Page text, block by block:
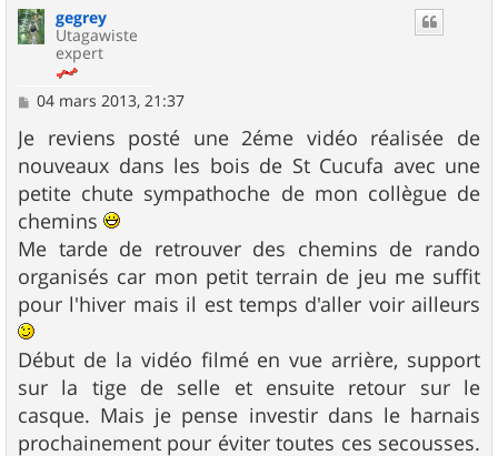
gegrey
Utagawiste
expert
M
s
s
a
g
e
04 mars 2013, 21:37
Je reviens posté une 2éme vidéo réalisée de
nouveaux dans les bois de St Cucufa avec une
petite chute sympathoche de mon collègue de
chemins
Me tarde de retrouver des chemins de rando
organisés car mon petit terrain de jeu me suffit
pour l'hiver mais il est temps d'aller voir ailleurs
Début de la vidéo filmé en vue arrière, support
sur la tige de selle et ensuite retour sur le
casque. Mais je pense investir dans le harnais
prochainement pour éviter toutes ces secousses.